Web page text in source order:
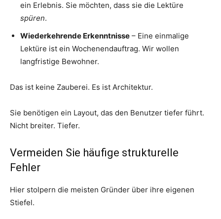
ein Erlebnis. Sie möchten, dass sie die Lektüre
spüren.
Wiederkehrende Erkenntnisse – Eine einmalige
Lektüre ist ein Wochenendauftrag. Wir wollen
langfristige Bewohner.
Das ist keine Zauberei. Es ist Architektur.
Sie benötigen ein Layout, das den Benutzer tiefer führt.
Nicht breiter. Tiefer.
Vermeiden Sie häufige strukturelle
Fehler
Hier stolpern die meisten Gründer über ihre eigenen
Stiefel.